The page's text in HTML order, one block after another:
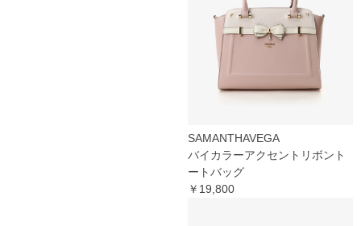
SAMANTHAVEGA
バイカラーアクセントリボント
ートバッグ
￥19,800